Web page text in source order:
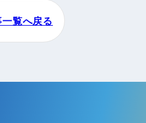
覧へ戻る